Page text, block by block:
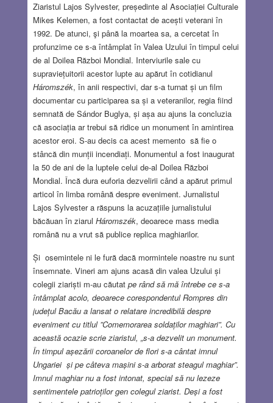
Ziaristul Lajos Sylvester, președinte al Asociației Culturale
Mikes Kelemen, a fost contactat de acești veterani în
1992. De atunci, şi până la moartea sa, a cercetat în
profunzime ce s-a întâmplat în Valea Uzului în timpul celui
de al Doilea Război Mondial. Interviurile sale cu
supraviețuitorii acestor lupte au apărut în cotidianul
Háromszék, în anii respectivi, dar s-a turnat și un film
documentar cu participarea sa și a veteranilor, regia fiind
semnată de Sándor Buglya, și așa au ajuns la concluzia
că asociația ar trebui să ridice un monument în amintirea
acestor eroi. S-au decis ca acest memento să fie o
stâncă din munții incendiați. Monumentul a fost inaugurat
la 50 de ani de la luptele celui de-al Doilea Război
Mondial. Încă dura euforia dezvelirii când a apărut primul
articol în limba română despre eveniment. Jurnalistul
Lajos Sylvester a răspuns la acuzațiile jurnalistului
băcăuan în ziarul Háromszék, deoarece mass media
română nu a vrut să publice replica maghiarilor.
Și osemintele ni le fură dacă mormintele noastre nu sunt
însemnate. Vineri am ajuns acasă din valea Uzului și
colegii ziariști m-au căutatpe rând să mă întrebe ce s-a
întâmplat acolo, deoarece corespondentul Rompres din
județul Bacău a lansat o relatare incredibilă despre
eveniment cu titlul ”Comemorarea soldaților maghiari”. Cu
această ocazie scrie ziaristul, „s-a dezvelit un monument.
În timpul așezării coroanelor de flori s-a cântat imnul
Ungariei și pe câteva mașini s-a arborat steagul maghiar”.
Imnul maghiar nu a fost intonat, special să nu lezeze
sentimentele patrioților gen colegul ziarist. Deși a fost